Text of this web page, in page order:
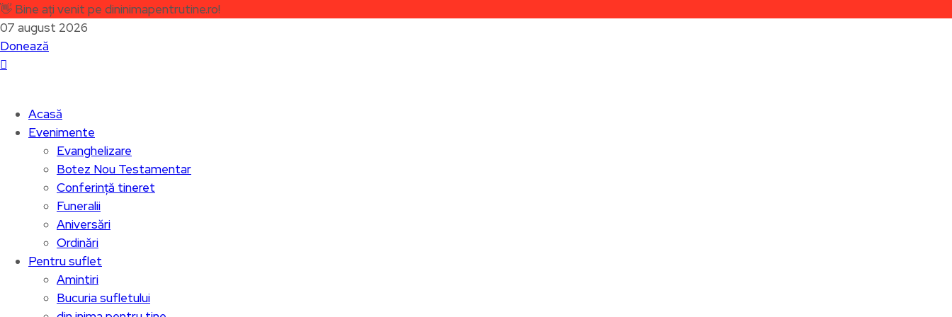
👋 Bine ați venit pe dininimapentrutine.ro!
07 august 2026
Donează
Acasă
Evenimente
Evanghelizare
Botez Nou Testamentar
Conferință tineret
Funeralii
Aniversări
Ordinări
Pentru suflet
Amintiri
Bucuria sufletului